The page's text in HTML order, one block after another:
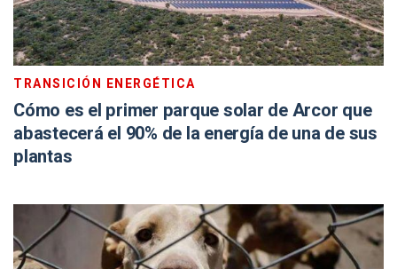
TRANSICIÓN ENERGÉTICA
Cómo es el primer parque solar de Arcor que
abastecerá el 90% de la energía de una de sus
plantas